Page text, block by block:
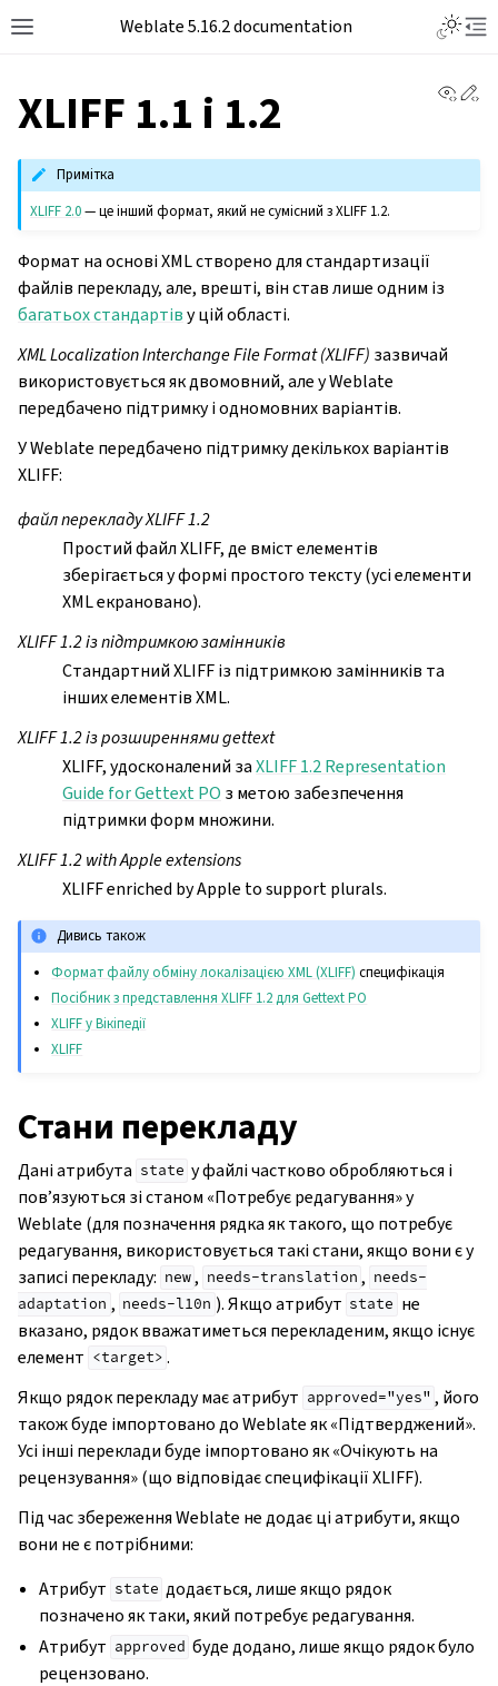
Weblate 5.16.2 documentation
XLIFF 1.1 і 1.2
Примітка
XLIFF 2.0— це інший формат, який не сумісний з XLIFF 1.2.
Формат на основі XML створено для стандартизації
файлів перекладу, але, врешті, він став лише одним із
багатьох стандартіву цій області.
XML Localization Interchange File Format (XLIFF) зазвичай
використовується як двомовний, але у Weblate
передбачено підтримку і одномовних варіантів.
У Weblate передбачено підтримку декількох варіантів
XLIFF:
файл перекладу XLIFF 1.2
Простий файл XLIFF, де вміст елементів
зберігається у формі простого тексту (усі елементи
XML екрановано).
XLIFF 1.2 із підтримкою замінників
Стандартний XLIFF із підтримкою замінників та
інших елементів XML.
XLIFF 1.2 із розширеннями gettext
XLIFF, удосконалений заXLIFF 1.2 Representation
Guide for Gettext PO з метою забезпечення
підтримки форм множини.
XLIFF 1.2 with Apple extensions
XLIFF enriched by Apple to support plurals.
Дивись також
Формат файлу обміну локалізацією XML (XLIFF) специфікація
Посібник з представлення XLIFF 1.2 для Gettext PO
XLIFF у Вікіпедії
XLIFF
Стани перекладу
Дані атрибута state у файлі частково обробляються і
пов’язуються зі станом «Потребує редагування» у
Weblate (для позначення рядка як такого, що потребує
редагування, використовується такі стани, якщо вони є у
записі перекладу: new , needs-translation , needs-
adaptation , needs-l10n ). Якщо атрибут state не
вказано, рядок вважатиметься перекладеним, якщо існує
елемент <target> .
Якщо рядок перекладу має атрибут approved="yes" , його
також буде імпортовано до Weblate як «Підтверджений».
Усі інші переклади буде імпортовано як «Очікують на
рецензування» (що відповідає специфікації XLIFF).
Під час збереження Weblate не додає ці атрибути, якщо
вони не є потрібними:
Атрибут state додається, лише якщо рядок
позначено як таки, який потребує редагування.
Атрибут approved буде додано, лише якщо рядок було
рецензовано.